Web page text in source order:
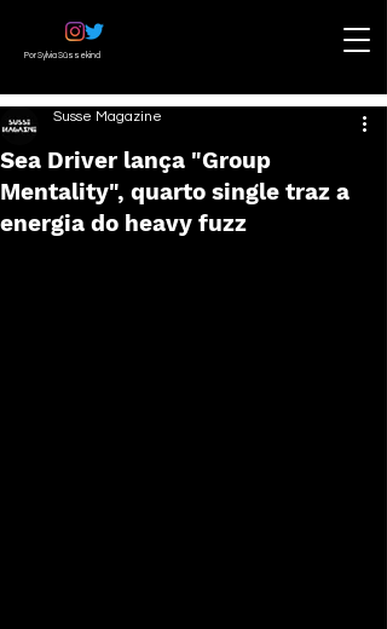
Por Sylvia Süssekind
Sea Driver lança "Group
Mentality", quarto single traz a
energia do heavy fuzz
Susse Magazine